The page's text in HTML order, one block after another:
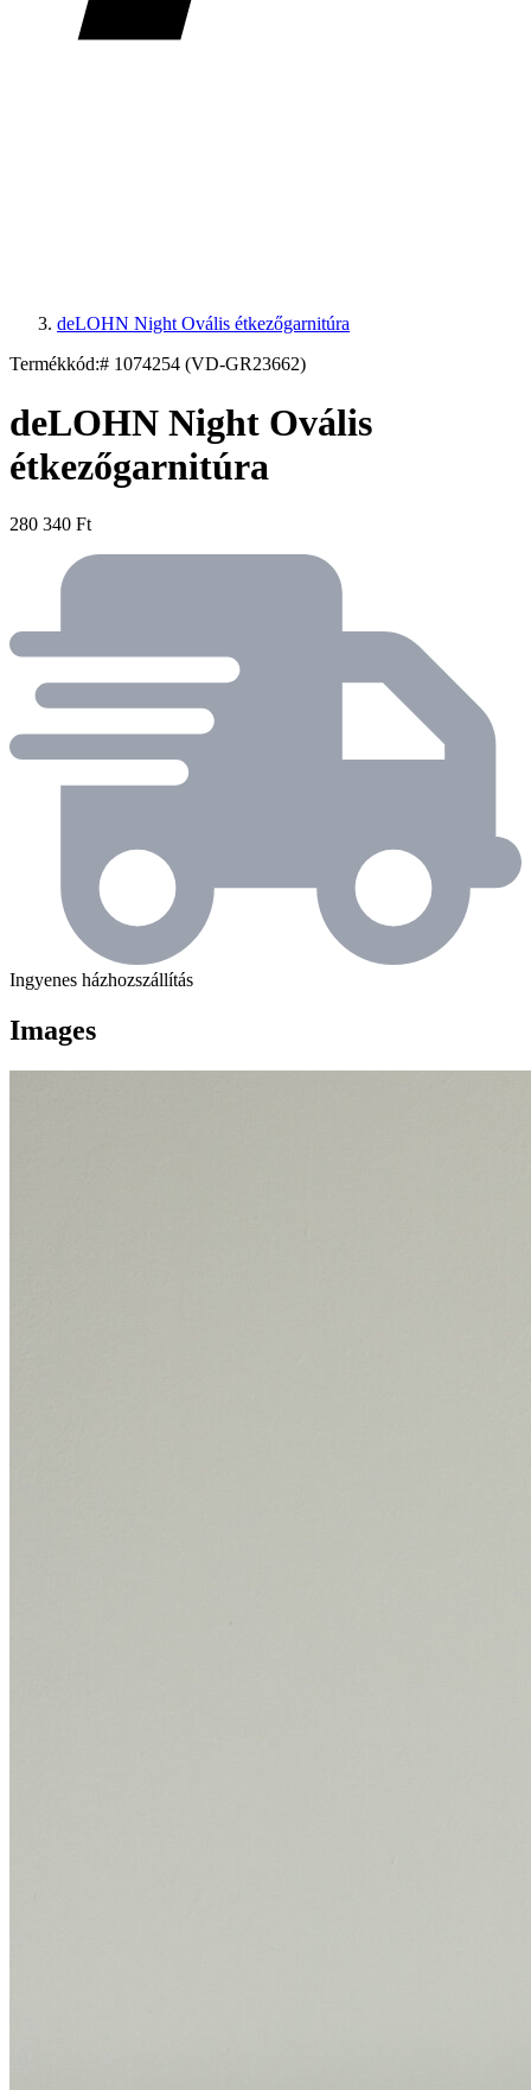
deLOHN Night Ovális étkezőgarnitúra
Termékkód:# 1074254 (VD-GR23662)
deLOHN Night Ovális
étkezőgarnitúra
280 340 Ft
Ingyenes házhozszállítás
Images